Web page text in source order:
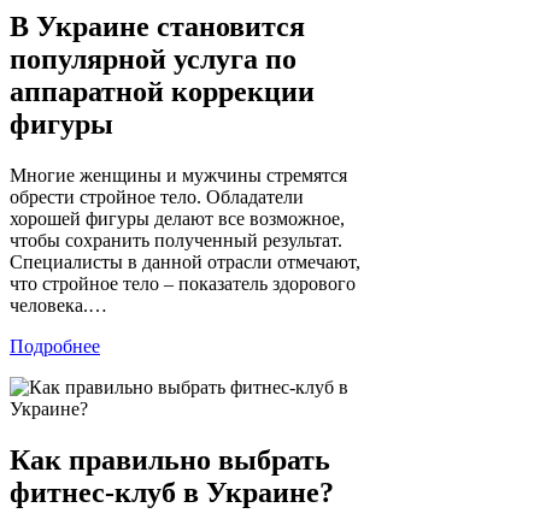
В Украине становится
популярной услуга по
аппаратной коррекции
фигуры
Многие женщины и мужчины стремятся
обрести стройное тело. Обладатели
хорошей фигуры делают все возможное,
чтобы сохранить полученный результат.
Специалисты в данной отрасли отмечают,
что стройное тело – показатель здорового
человека.…
Подробнее
Как правильно выбрать
фитнес-клуб в Украине?